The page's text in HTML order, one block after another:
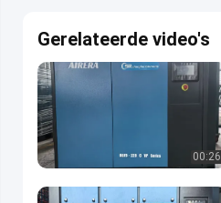
Gerelateerde video's
00:26